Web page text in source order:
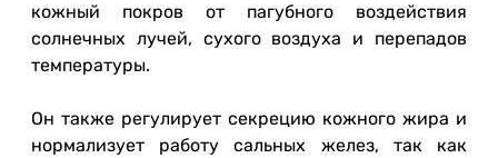
кожный покров от пагубного воздействия
солнечных лучей, сухого воздуха и перепадов
температуры.
Он также регулирует секрецию кожного жира и
нормализует работу сальных желез, так как